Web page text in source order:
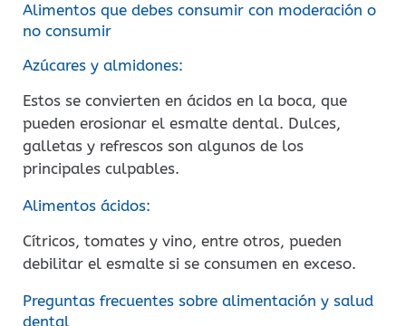
Alimentos que debes consumir con moderación o
no consumir
Azúcares y almidones:
Estos se convierten en ácidos en la boca, que
pueden erosionar el esmalte dental. Dulces,
galletas y refrescos son algunos de los
principales culpables.
Alimentos ácidos:
Cítricos, tomates y vino, entre otros, pueden
debilitar el esmalte si se consumen en exceso.
Preguntas frecuentes sobre alimentación y salud
dental